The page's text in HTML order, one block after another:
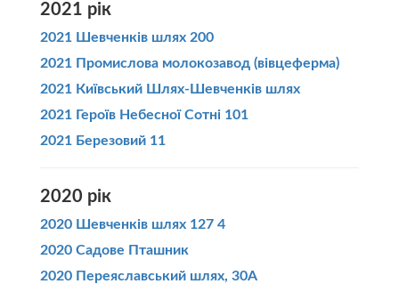
2021 рік
2021 Шевченків шлях 200
2021 Промислова молокозавод (вівцеферма)
2021 Київський Шлях-Шевченків шлях
2021 Героїв Небесної Сотні 101
2021 Березовий 11
2020 рік
2020 Шевченків шлях 127 4
2020 Садове Пташник
2020 Переяславський шлях, 30А